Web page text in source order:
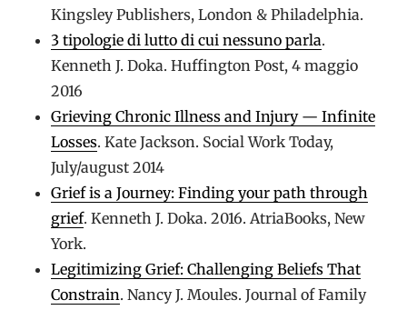
Kingsley Publishers, London & Philadelphia.
3 tipologie di lutto di cui nessuno parla.
Kenneth J. Doka. Huffington Post, 4 maggio
2016
Grieving Chronic Illness and Injury — Infinite
Losses. Kate Jackson. Social Work Today,
July/august 2014
Grief is a Journey: Finding your path through
grief. Kenneth J. Doka. 2016. AtriaBooks, New
York.
Legitimizing Grief: Challenging Beliefs That
Constrain. Nancy J. Moules. Journal of Family